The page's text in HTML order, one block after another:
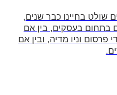
שולט בחיינו כבר שנים,
בתחום בעסקים, בין אם
וניו מדיה, ובין אם